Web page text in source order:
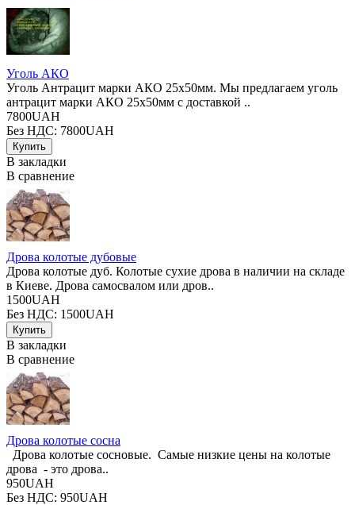
Уголь АКО
Уголь Антрацит марки АКО 25х50мм. Мы предлагаем уголь
антрацит марки АКО 25х50мм с доставкой ..
7800UAH
Без НДС: 7800UAH
В закладки
В сравнение
Дрова колотые дубовые
Дрова колотые дуб. Колотые сухие дрова в наличии на складе
в Киеве. Дрова самосвалом или дров..
1500UAH
Без НДС: 1500UAH
В закладки
В сравнение
Дрова колотые сосна
Дрова колотые сосновые. Самые низкие цены на колотые
дрова - это дрова..
950UAH
Без НДС: 950UAH